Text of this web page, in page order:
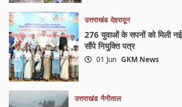
उत्तराखंड देहरादून
276 युवाओं के सपनों को मिली
सौंपे नियुक्ति पत्र
01 Jun GKM News
उत्तराखंड नैनीताल